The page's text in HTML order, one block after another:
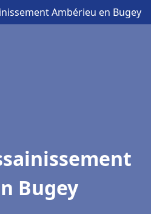
Ambérieu en Bugey
Bugey